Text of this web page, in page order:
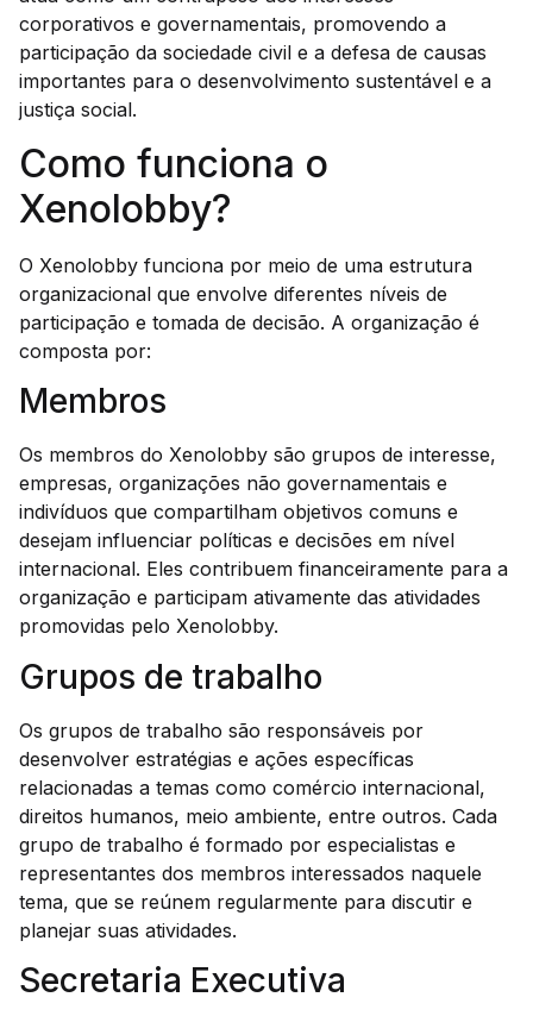
corporativos e governamentais, promovendo a
participação da sociedade civil e a defesa de causas
importantes para o desenvolvimento sustentável e a
justiça social.
Como funciona o
Xenolobby?
O Xenolobby funciona por meio de uma estrutura
organizacional que envolve diferentes níveis de
participação e tomada de decisão. A organização é
composta por:
Membros
Os membros do Xenolobby são grupos de interesse,
empresas, organizações não governamentais e
indivíduos que compartilham objetivos comuns e
desejam influenciar políticas e decisões em nível
internacional. Eles contribuem financeiramente para a
organização e participam ativamente das atividades
promovidas pelo Xenolobby.
Grupos de trabalho
Os grupos de trabalho são responsáveis por
desenvolver estratégias e ações específicas
relacionadas a temas como comércio internacional,
direitos humanos, meio ambiente, entre outros. Cada
grupo de trabalho é formado por especialistas e
representantes dos membros interessados naquele
tema, que se reúnem regularmente para discutir e
planejar suas atividades.
Secretaria Executiva